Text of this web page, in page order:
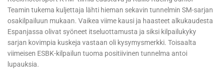
Teamin tukema kuljettaja lähti hieman sekavin tunnelmin SM-sarjan
osakilpailuun mukaan. Vaikea viime kausi ja haasteet alkukaudesta
Espanjassa olivat syöneet itseluottamusta ja siksi kilpailukyky
sarjan kovimpia kuskeja vastaan oli kysymysmerkki. Toisaalta
viimeisen ESBK-kilpailun tuoma positiivinen tunnelma antoi
lupauksia.